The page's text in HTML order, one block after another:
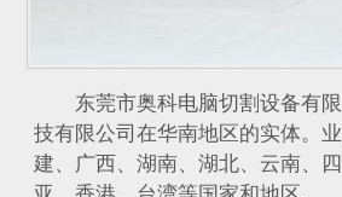
东莞市奥科电脑切割设备有限
技有限公司在华南地区的实体。
建、广西、湖南、湖北、云南、